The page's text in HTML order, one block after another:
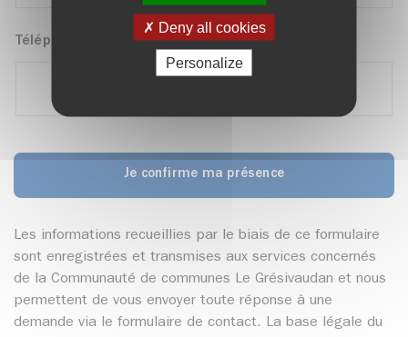
Deny all cookies
Personalize
Téléphone
Je confirme ma présence
Les informations recueillies par le biais de ce formulaire
sont enregistrées et transmises aux services concernés
de la Communauté de communes Le Grésivaudan et nous
permettent de vous envoyer toute réponse à une
demande via le formulaire de contact. La base légale du